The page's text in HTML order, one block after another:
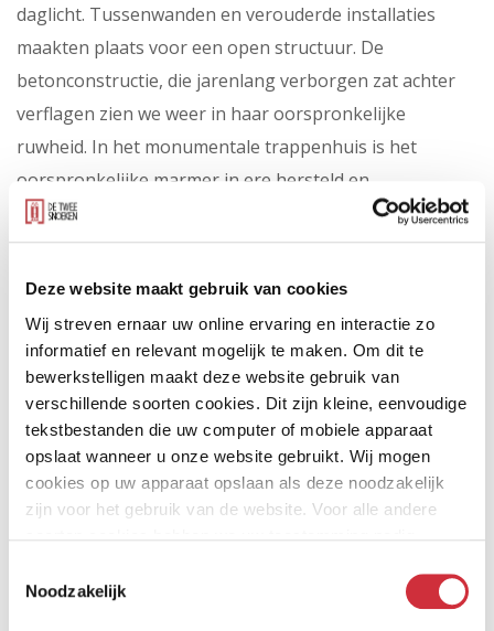
Deze website maakt gebruik van cookies
Wij streven ernaar uw online ervaring en interactie zo
informatief en relevant mogelijk te maken. Om dit te
bewerkstelligen maakt deze website gebruik van
verschillende soorten cookies. Dit zijn kleine, eenvoudige
tekstbestanden die uw computer of mobiele apparaat
opslaat wanneer u onze website gebruikt. Wij mogen
cookies op uw apparaat opslaan als deze noodzakelijk
zijn voor het gebruik van de website. Voor alle andere
Noodzakelijk
daglicht. Tussenwanden en verouderde installaties
maakten plaats voor een open structuur. De
betonconstructie, die jarenlang verborgen zat achter
verflagen zien we weer in haar oorspronkelijke
ruwheid. In het monumentale trappenhuis is het
oorspronkelijke marmer in ere hersteld en
gecombineerd met een krachtige, diepblauwe
contrastkleur.
Het resultaat is een verfijnde werkomgeving met een
vanzelfsprekende zonering en duurzame
ontwerpkeuzes. Een circulaire transformatie die de
prachtige locatie eer aan doet.